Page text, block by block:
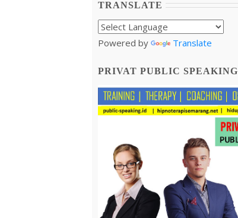
TRANSLATE
Powered by Translate
PRIVAT PUBLIC SPEAKING